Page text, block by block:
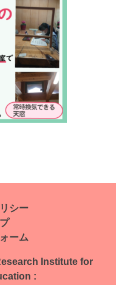
シー
ーム
Institute for
: